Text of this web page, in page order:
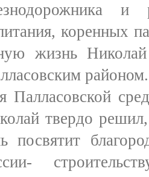
и
коренных
жизнь
районом.
Палласовской
твердо решил,